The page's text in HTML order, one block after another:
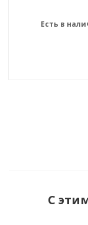
Есть в
С